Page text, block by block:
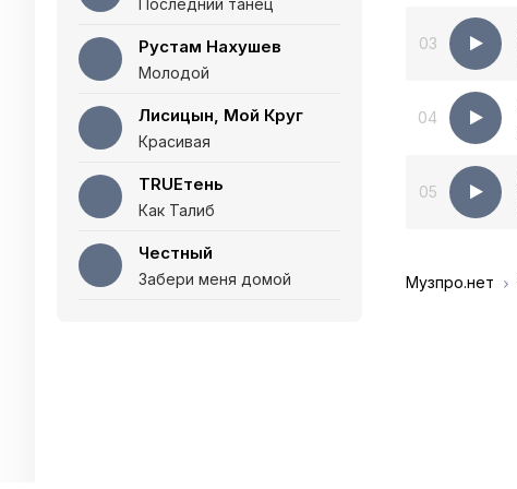
Последний танец
Рустам Нахушев
Молодой
Лисицын, Мой Круг
Красивая
TRUEтень
Как Талиб
Честный
Забери меня домой
03
04
05
Музпро.нет